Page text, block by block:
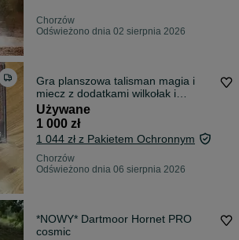
Chorzów
Odświeżono dnia 02 sierpnia 2026
Gra planszowa talisman magia i
miecz z dodatkami wilkołak i
żniwiarz
Używane
1 000 zł
1 044 zł z Pakietem Ochronnym
Chorzów
Odświeżono dnia 06 sierpnia 2026
*NOWY* Dartmoor Hornet PRO
cosmic